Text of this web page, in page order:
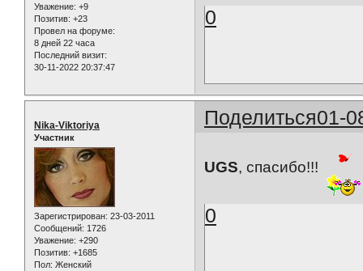
Уважение: +9
Позитив: +23
Провел на форуме:
8 дней 22 часа
Последний визит:
30-11-2022 20:37:47
0
Поделиться01-
Nika-Viktoriya
Участник
Зарегистрирован: 23-03-2011
Сообщений: 1726
Уважение: +290
Позитив: +1685
Пол: Женский
UGS, спасибо!!!
0